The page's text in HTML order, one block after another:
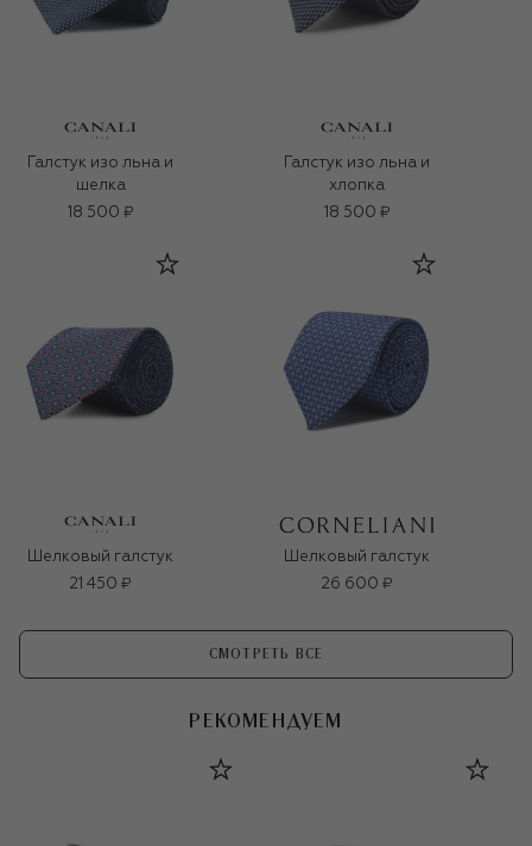
Галстук изо льна и
шелка
18 500 ₽
Галстук изо льна и
хлопка
18 500 ₽
Шелковый галстук
21 450 ₽
Шелковый галстук
26 600 ₽
СМОТРЕТЬ ВСЕ
РЕКОМЕНДУЕМ